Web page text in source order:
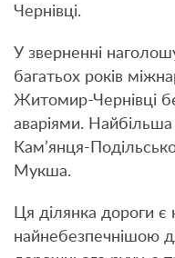
Чернівці.
У зверненні
багатьох років
Житомир-Чернівці
аваріями. Найбільша
Кам’янця-
Мукша.
Ця ділянка дороги
найнебезпечнішою